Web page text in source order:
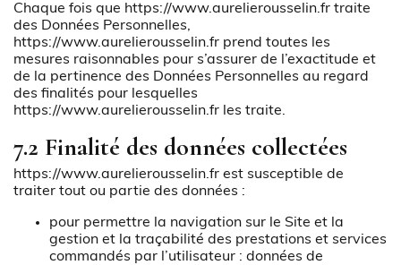
Chaque fois que https://www.aurelierousselin.fr traite
des Données Personnelles,
https://www.aurelierousselin.fr prend toutes les
mesures raisonnables pour s’assurer de l’exactitude et
de la pertinence des Données Personnelles au regard
des finalités pour lesquelles
https://www.aurelierousselin.fr les traite.
7.2 Finalité des données collectées
https://www.aurelierousselin.fr est susceptible de
traiter tout ou partie des données :
pour permettre la navigation sur le Site et la
gestion et la traçabilité des prestations et services
commandés par l’utilisateur : données de